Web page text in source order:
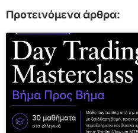
Προτεινόμενα άρθρα: